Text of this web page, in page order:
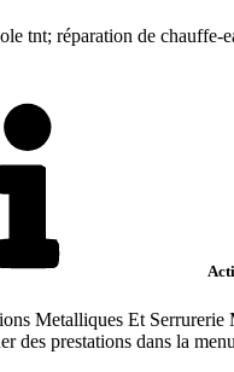
tnt; réparation de chauffe-
Metalliques Et Serrurerie
des prestations dans la